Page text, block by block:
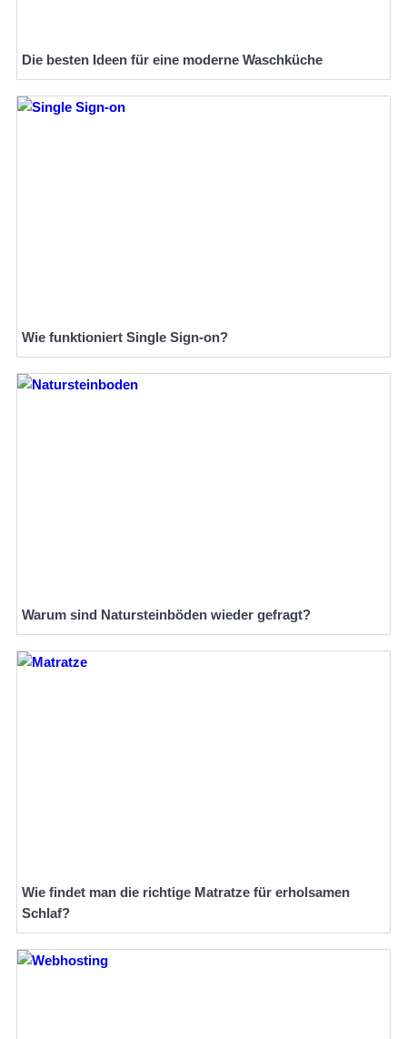
Die besten Ideen für eine moderne Waschküche
Wie funktioniert Single Sign-on?
Warum sind Natursteinböden wieder gefragt?
Wie findet man die richtige Matratze für erholsamen
Schlaf?